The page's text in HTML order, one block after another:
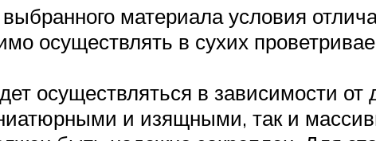
материала условия
осуществлять в сухих
осуществляться в зависимости от
и изящными, так и